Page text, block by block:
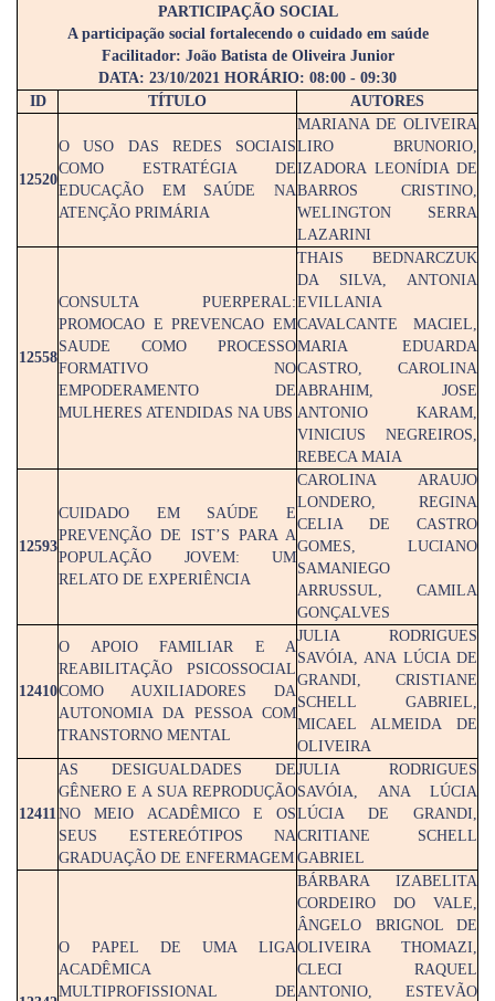
PARTICIPAÇÃO SOCIAL
A participação social fortalecendo o cuidado em saúde
Facilitador: João Batista de Oliveira Junior
DATA: 23/10/2021 HORÁRIO: 08:00 - 09:30
ID
TÍTULO AUTORES
12520
O USO DAS REDES SOCIAIS
COMO ESTRATÉGIA DE
EDUCAÇÃO EM SAÚDE NA
ATENÇÃO PRIMÁRIA
MARIANA DE OLIVEIRA
LIRO BRUNORIO,
IZADORA LEONÍDIA DE
BARROS CRISTINO,
WELINGTON SERRA
LAZARINI
12558
CONSULTA PUERPERAL:
PROMOCAO E PREVENCAO EM
SAUDE COMO PROCESSO
FORMATIVO NO
EMPODERAMENTO DE
MULHERES ATENDIDAS NA UBS
THAIS BEDNARCZUK
DA SILVA, ANTONIA
EVILLANIA
CAVALCANTE MACIEL,
MARIA EDUARDA
CASTRO, CAROLINA
ABRAHIM, JOSE
ANTONIO KARAM,
VINICIUS NEGREIROS,
REBECA MAIA
12593
CUIDADO EM SAÚDE E
PREVENÇÃO DE IST’S PARA A
POPULAÇÃO JOVEM: UM
RELATO DE EXPERIÊNCIA
CAROLINA ARAUJO
LONDERO, REGINA
CELIA DE CASTRO
GOMES, LUCIANO
SAMANIEGO
ARRUSSUL, CAMILA
GONÇALVES
12410
O APOIO FAMILIAR E A
REABILITAÇÃO PSICOSSOCIAL
COMO AUXILIADORES DA
AUTONOMIA DA PESSOA COM
TRANSTORNO MENTAL
JULIA RODRIGUES
SAVÓIA, ANA LÚCIA DE
GRANDI, CRISTIANE
SCHELL GABRIEL,
MICAEL ALMEIDA DE
OLIVEIRA
12411
AS DESIGUALDADES DE
GÊNERO E A SUA REPRODUÇÃO
NO MEIO ACADÊMICO E OS
SEUS ESTEREÓTIPOS NA
GRADUAÇÃO DE ENFERMAGEM
JULIA RODRIGUES
SAVÓIA, ANA LÚCIA
LÚCIA DE GRANDI,
CRITIANE SCHELL
GABRIEL
O PAPEL DE UMA LIGA
ACADÊMICA
MULTIPROFISSIONAL DE
BÁRBARA IZABELITA
CORDEIRO DO VALE,
ÂNGELO BRIGNOL DE
OLIVEIRA THOMAZI,
CLECI RAQUEL
ANTONIO, ESTEVÃO